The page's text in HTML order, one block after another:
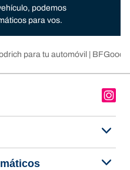
podemos
para vos.
para tu automóvil |